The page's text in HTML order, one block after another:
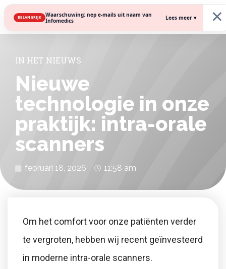
×
BELANGRIJK
Waarschuwing: nep e-mails uit naam van
Infomedics
Lees meer ▾
IN HET NIEUWS
Nieuwe
technologie in onze
praktijk: intra-orale
scanners
februari 18, 2026 11:58 am
Om het comfort voor onze patiënten verder
te vergroten, hebben wij recent geïnvesteerd
in moderne intra-orale scanners.